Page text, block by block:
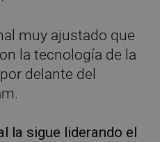
muy ajustado que
la tecnología de la
delante del
la sigue liderando el